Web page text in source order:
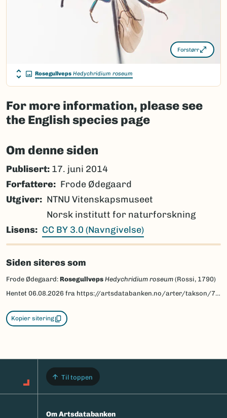
Forstørr
Rosegullveps Hedychridium roseum
For more information, please see
the English species page
Om denne siden
Publisert: 17. juni 2014
Forfattere
Frode Ødegaard
Utgiver
NTNU Vitenskapsmuseet
Norsk institutt for naturforskning
Lisens
CC BY 3.0 (Navngivelse)
Siden siteres som
Frode Ødegaard: Rosegullveps Hedychridium roseum (Rossi, 1790)
Hentet 06.08.2026 fra https://artsdatabanken.no/arter/takson/77265/beskrivelse
Kopier sitering
Til toppen
Om Artsdatabanken